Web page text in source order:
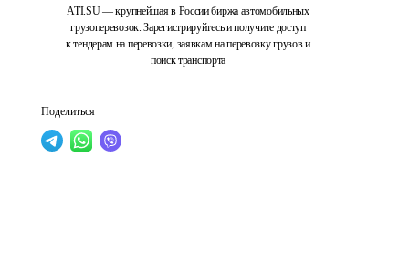
ATI.SU — крупнейшая в России биржа автомобильных
грузоперевозок. Зарегистрируйтесь и получите доступ
к тендерам на перевозки, заявкам на перевозку грузов и
поиск транспорта
Поделиться